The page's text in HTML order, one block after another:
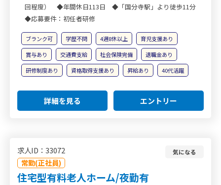
回程度） ◆年間休日113日 ◆「国分寺駅」より徒歩11分
◆応募要件：初任者研修
ブランク可 学歴不問 4週8休以上
育児支援あり
賞与あり
交通費支給 社会保険完備
退職金あり
研修制度あり
資格取得支援あり 昇給あり 40代活躍
詳細を見る エントリー
求人ID：33072
常勤(正社員)
気になる
住宅型有料老人ホーム/夜勤有